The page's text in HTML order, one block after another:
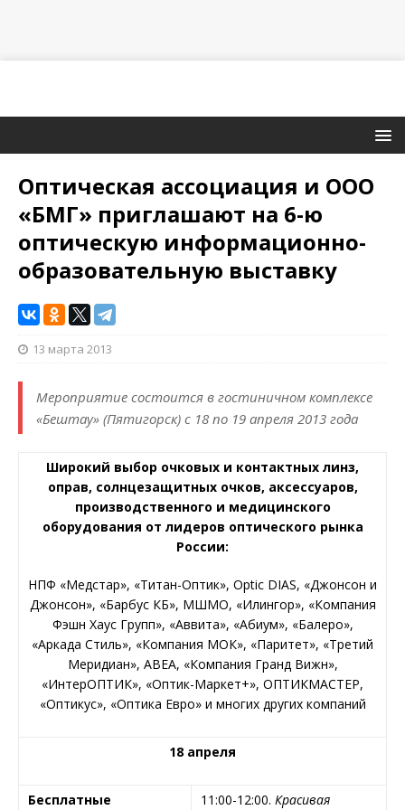
Оптическая ассоциация и ООО
«БМГ» приглашают на 6-ю
оптическую информационно-
образовательную выставку
13 марта 2013
Мероприятие состоится в гостиничном комплексе
«Бештау» (Пятигорск) с 18 по 19 апреля 2013 года
Широкий выбор очковых и контактных линз,
оправ, солнцезащитных очков, аксессуаров,
производственного и медицинского
оборудования от лидеров оптического рынка
России:
НПФ «Медстар», «Титан-Оптик», Optic DIAS, «Джонсон и
Джонсон», «Барбус КБ», МШМО, «Илингор», «Компания
Фэшн Хаус Групп», «Аввита», «Абиум», «Балеро»,
«Аркада Стиль», «Компания МОК», «Паритет», «Третий
Меридиан», АВЕА, «Компания Гранд Вижн»,
«ИнтерОПТИК», «Оптик-Маркет+», ОПТИКМАСТЕР,
«Оптикус», «Оптика Евро» и многих других компаний
18 апреля
Бесплатные
11:00-12:00. Красивая